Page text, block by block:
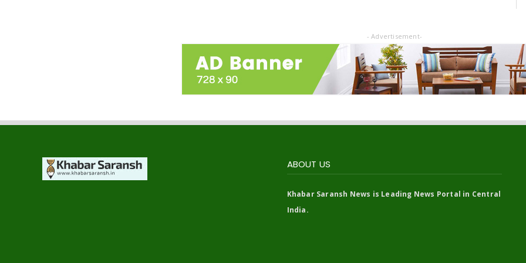
- Advertisement-
ABOUT US
Khabar Saransh News is Leading News Portal in Central
India.